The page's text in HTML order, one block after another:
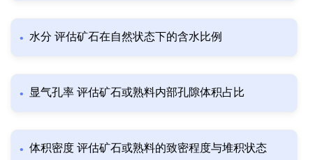
水分 评估矿石在自然状态下的含水比例
显气孔率 评估矿石或熟料内部孔隙体积占比
体积密度 评估矿石或熟料的致密程度与堆积状态